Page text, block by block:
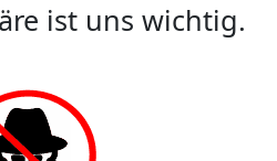
ist uns wichtig.